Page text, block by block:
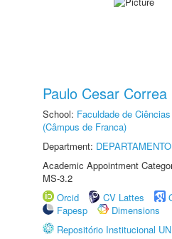
Paulo Cesar
School: Faculdade de
(Câmpus de Franca)
Department:
Academic Appointment
MS-3.2
Orcid
CV Lattes
Fapesp
Dimensions
Repositório Institucional